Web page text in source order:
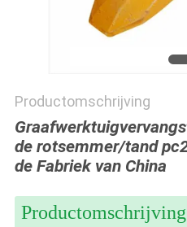
Productomschrijving
de rotsemmer/tand
de Fabriek van China
Productomschrijving